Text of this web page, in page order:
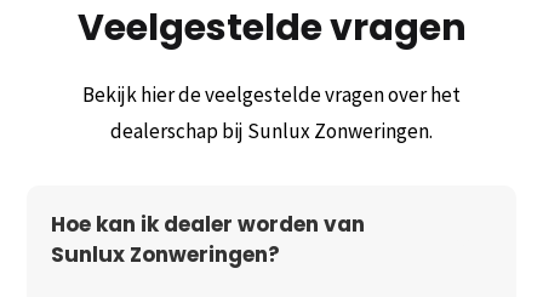
Veelgestelde vragen
Bekijk hier de veelgestelde vragen over het
dealerschap bij Sunlux Zonweringen.
Hoe kan ik dealer worden van
Sunlux Zonweringen?